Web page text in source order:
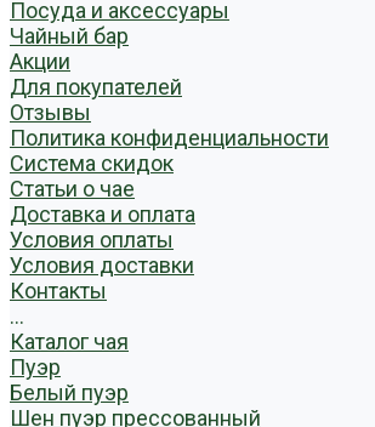
Посуда и аксессуары
Чайный бар
Акции
Для покупателей
Отзывы
Политика конфиденциальности
Система скидок
Статьи о чае
Доставка и оплата
Условия оплаты
Условия доставки
Контакты
...
Каталог чая
Пуэр
Белый пуэр
Шен пуэр прессованный